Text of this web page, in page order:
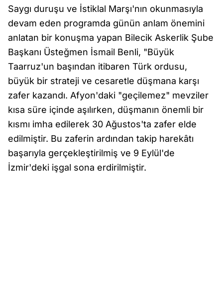
Saygı duruşu ve İstiklal Marşı'nın okunmasıyla
devam eden programda günün anlam önemini
anlatan bir konuşma yapan Bilecik Askerlik Şube
Başkanı Üsteğmen İsmail Benli, "Büyük
Taarruz'un başından itibaren Türk ordusu,
büyük bir strateji ve cesaretle düşmana karşı
zafer kazandı. Afyon'daki "geçilemez" mevziler
kısa süre içinde aşılırken, düşmanın önemli bir
kısmı imha edilerek 30 Ağustos'ta zafer elde
edilmiştir. Bu zaferin ardından takip harekâtı
başarıyla gerçekleştirilmiş ve 9 Eylül'de
İzmir'deki işgal sona erdirilmiştir.